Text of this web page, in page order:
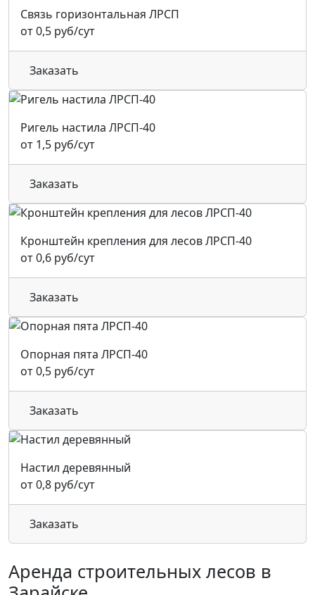
Связь горизонтальная ЛРСП
от 0,5 руб/сут
Заказать
Ригель настила ЛРСП-40
от 1,5 руб/сут
Заказать
Кронштейн крепления для лесов ЛРСП-40
от 0,6 руб/сут
Заказать
Опорная пята ЛРСП-40
от 0,5 руб/сут
Заказать
Настил деревянный
от 0,8 руб/сут
Заказать
Аренда строительных лесов в